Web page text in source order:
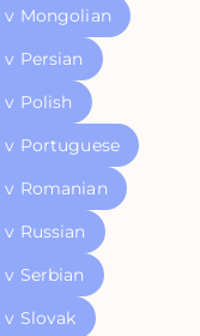
v Mongolian
Persian
Polish
v Portuguese
Romanian
Russian
Serbian
Slovak